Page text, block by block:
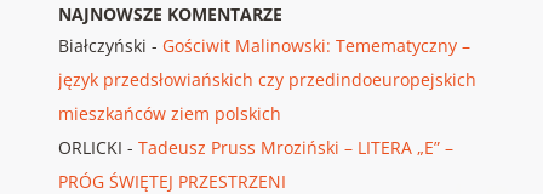
NAJNOWSZE KOMENTARZE
Białczyński - Gościwit Malinowski: Temematyczny –
język przedsłowiańskich czy przedindoeuropejskich
mieszkańców ziem polskich
ORLICKI - Tadeusz Pruss Mroziński – LITERA „E” –
PRÓG ŚWIĘTEJ PRZESTRZENI